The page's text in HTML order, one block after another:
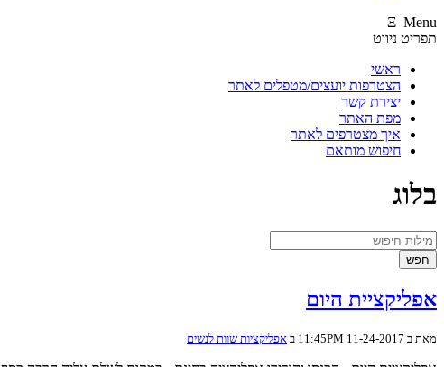
Ξ Menu
תפריט ניווט
ראשי
הצטרפות יועצים/מטפלים לאתר
יצירת קשר
מפת האתר
איך מצטרפים לאתר
חיפוש מותאם
בלוג
חפש
אפליקציית היום
מאת ב 11-24-2017 11:45PM ב אפליקציות שוות לנשים